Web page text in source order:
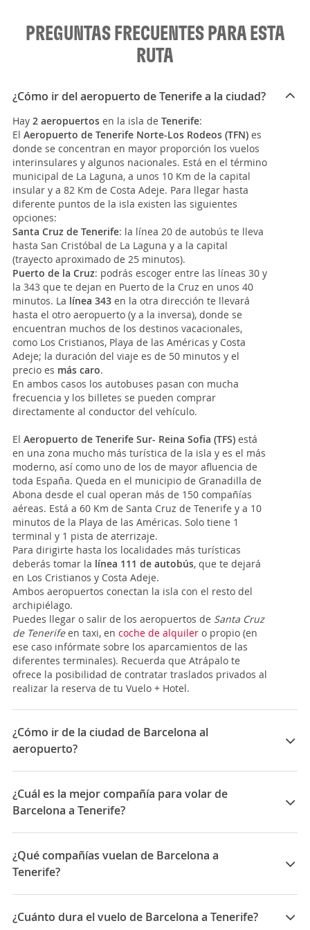
PREGUNTAS FRECUENTES PARA ESTA
RUTA
¿Cómo ir del aeropuerto de Tenerife a la ciudad?
Hay 2 aeropuertos en la isla de Tenerife:
El Aeropuerto de Tenerife Norte-Los Rodeos (TFN) es
donde se concentran en mayor proporción los vuelos
interinsulares y algunos nacionales. Está en el término
municipal de La Laguna, a unos 10 Km de la capital
insular y a 82 Km de Costa Adeje. Para llegar hasta
diferente puntos de la isla existen las siguientes
opciones:
Santa Cruz de Tenerife: la línea 20 de autobús te lleva
hasta San Cristóbal de La Laguna y a la capital
(trayecto aproximado de 25 minutos).
Puerto de la Cruz: podrás escoger entre las líneas 30 y
la 343 que te dejan en Puerto de la Cruz en unos 40
minutos. La línea 343 en la otra dirección te llevará
hasta el otro aeropuerto (y a la inversa), donde se
encuentran muchos de los destinos vacacionales,
como Los Cristianos, Playa de las Américas y Costa
Adeje; la duración del viaje es de 50 minutos y el
precio es más caro.
En ambos casos los autobuses pasan con mucha
frecuencia y los billetes se pueden comprar
directamente al conductor del vehículo.
El Aeropuerto de Tenerife Sur- Reina Sofia (TFS) está
en una zona mucho más turística de la isla y es el más
moderno, así como uno de los de mayor afluencia de
toda España. Queda en el municipio de Granadilla de
Abona desde el cual operan más de 150 compañías
aéreas. Está a 60 Km de Santa Cruz de Tenerife y a 10
minutos de la Playa de las Américas. Solo tiene 1
terminal y 1 pista de aterrizaje.
Para dirigirte hasta los localidades más turísticas
deberás tomar la línea 111 de autobús, que te dejará
en Los Cristianos y Costa Adeje.
Ambos aeropuertos conectan la isla con el resto del
archipiélago.
Puedes llegar o salir de los aeropuertos de Santa Cruz
de Tenerifeen taxi, en coche de alquiler o propio (en
ese caso infórmate sobre los aparcamientos de las
diferentes terminales). Recuerda que Atrápalo te
ofrece la posibilidad de contratar traslados privados al
realizar la reserva de tu Vuelo + Hotel.
¿Cómo ir de la ciudad de Barcelona al
aeropuerto?
Si estás planeando viajar en avión hasta Barcelona
debes tener en cuenta que el aeropuerto de la ciudad
está en la localidad anexa deEl Prat de Llobregat
unos 20 Km de distancia. Dicho aeropuerto, consta de
operadora en la que decidas viajar -teniendo en
cuenta siempre del destino y el origen- tu vuelo
parking.
Pero no te preocupes, ambas están comunicadas por
¿Cuál es la mejor compañía para volar de
Barcelona a Tenerife?
Las mejores compañías para viajar entre Barcelona y
Tenerife son: Norwegian , Vueling, Ryanair, Iberia
¿Qué compañías vuelan de Barcelona a
Tenerife?
Las compañías que vuelan de Barcelona a Tenerife
son: Vueling, Ryanair, Norwegian Air, Iberia, Air Europa
¿Cuánto dura el vuelo de Barcelona a Tenerife?